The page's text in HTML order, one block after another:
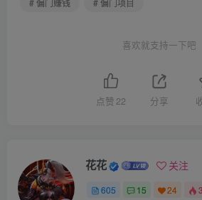
# 偏门赚钱
# 偏门项目
喜欢就支持一下吧
点赞 22 分享
花花 关注
605 15 24